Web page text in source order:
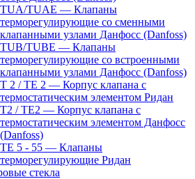
TUA/TUAE — Клапаны
терморегулирующие со сменными
клапанными узлами Данфосс (Danfoss)
TUB/TUBE — Клапаны
терморегулирующие со встроенными
клапанными узлами Данфосс (Danfoss)
T 2 / TE 2 — Корпус клапана с
термостатическим элементом Ридан
T2 / TE2 — Корпус клапана с
термостатическим элементом Данфосс
(Danfoss)
TE 5 - 55 — Клапаны
терморегулирующие Ридан
стекла